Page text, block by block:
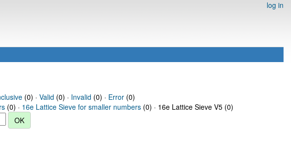
log in
(0) · Valid (0) · Invalid (0) · Error(0)
(0) · 16e Lattice Sieve for smaller numbers (0) · 16e Lattice Sieve V5 (0)